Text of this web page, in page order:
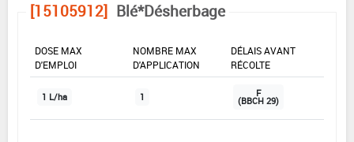
[15105912] Blé*Désherbage
DOSE MAX
D'EMPLOI
NOMBRE MAX
D'APPLICATION
DÉLAIS AVANT
RÉCOLTE
1 L/ha 1 F
(BBCH 29)